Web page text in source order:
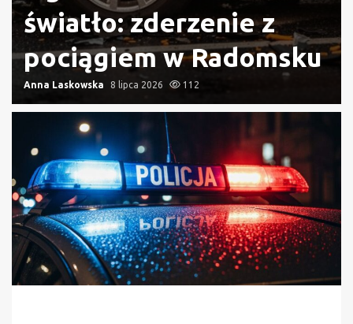
światło: zderzenie z
pociągiem w Radomsku
Anna Laskowska 8 lipca 2026 112